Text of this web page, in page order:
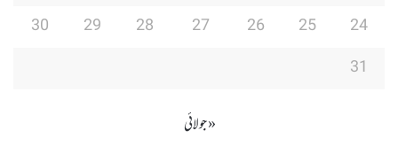
24
25
26
27
28
29
30
31
« جولائی